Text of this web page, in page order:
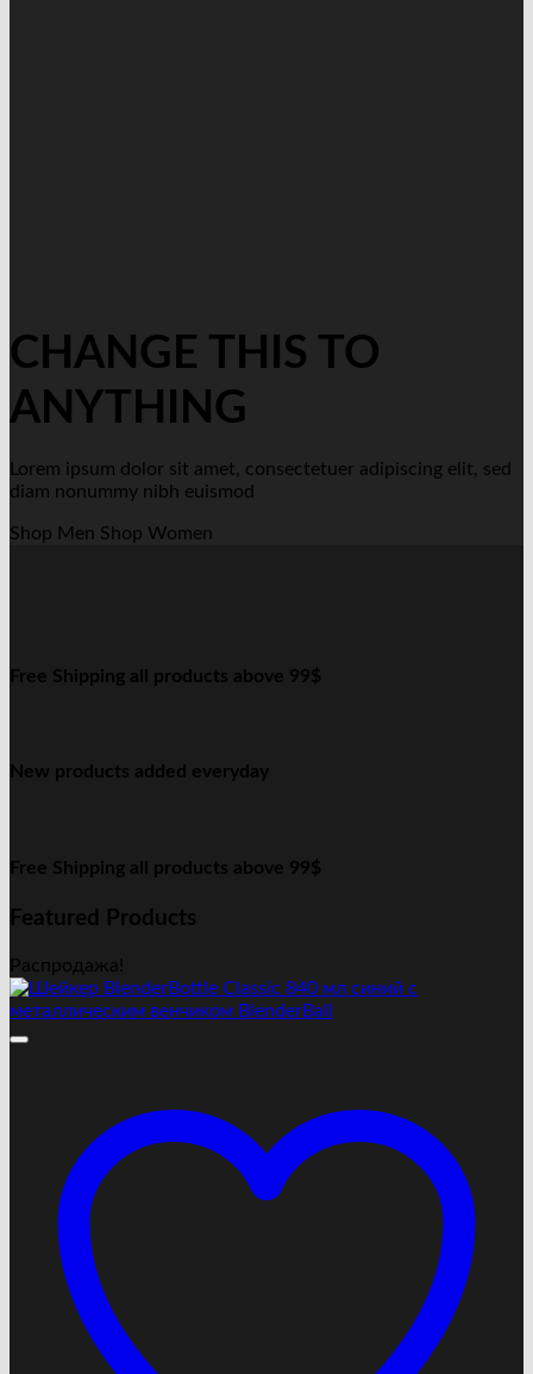
CHANGE THIS TO
ANYTHING
Lorem ipsum dolor sit amet, consectetuer adipiscing elit, sed
diam nonummy nibh euismod
Shop Men Shop Women
Free Shipping all products above 99$
New products added everyday
Free Shipping all products above 99$
Featured Products
Распродажа!